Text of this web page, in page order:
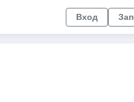
Вход